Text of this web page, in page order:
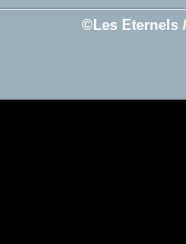
©Les Eternels